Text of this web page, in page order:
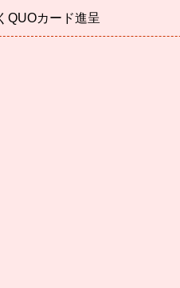
QUOカード進呈